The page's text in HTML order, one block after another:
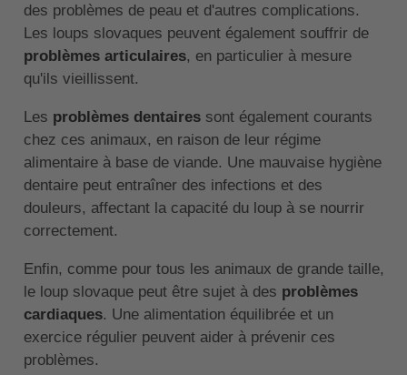
des problèmes de peau et d'autres complications.
Les loups slovaques peuvent également souffrir de
problèmes articulaires, en particulier à mesure
qu'ils vieillissent.
Les problèmes dentairessont également courants
chez ces animaux, en raison de leur régime
alimentaire à base de viande. Une mauvaise hygiène
dentaire peut entraîner des infections et des
douleurs, affectant la capacité du loup à se nourrir
correctement.
Enfin, comme pour tous les animaux de grande taille,
le loup slovaque peut être sujet à des problèmes
cardiaques. Une alimentation équilibrée et un
exercice régulier peuvent aider à prévenir ces
problèmes.